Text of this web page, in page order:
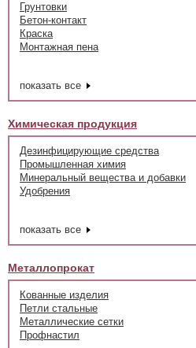
Грунтовки
Бетон-контакт
Краска
Монтажная пена
показать все
Химическая продукция
Дезинфицирующие средства
Промышленная химия
Минеральный вещества и добавки
Удобрения
показать все
Металлопрокат
Кованные изделия
Петли стальные
Металлические сетки
Профнастил